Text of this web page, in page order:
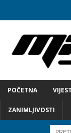
POČETNA
ZANIMLJIVOSTI